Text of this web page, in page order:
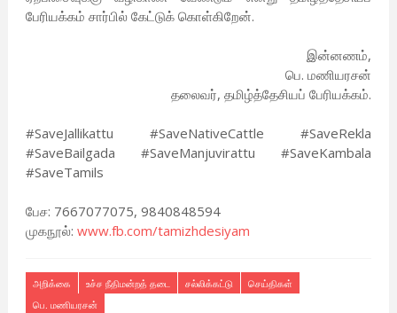
பேரியக்கம் சார்பில் கேட்டுக் கொள்கிறேன்.
இன்னணம்,
பெ. மணியரசன்
தலைவர், தமிழ்த்தேசியப் பேரியக்கம்.
#SaveJallikattu #SaveNativeCattle #SaveRekla
#SaveBailgada #SaveManjuvirattu #SaveKambala
#SaveTamils
பேச: 7667077075, 9840848594
முகநூல்: www.fb.com/tamizhdesiyam
அறிக்கை உச்ச நீதிமன்றத் தடை சல்லிக்கட்டு
செய்திகள்
பெ. மணியரசன்